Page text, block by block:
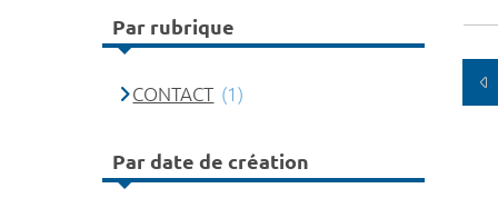
Par rubrique
CONTACT (1)
Par date de création